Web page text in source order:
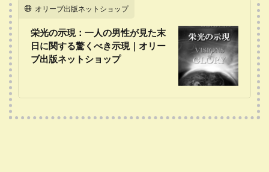
オリーブ出版ネットショップ
栄光の示現：一人の男性が見た末
日に関する驚くべき示現｜オリー
ブ出版ネットショップ